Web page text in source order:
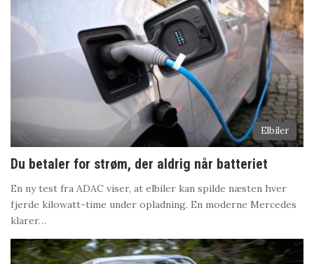
Elbiler
Du betaler for strøm, der aldrig når batteriet
En ny test fra ADAC viser, at elbiler kan spilde næsten hver
fjerde kilowatt-time under opladning. En moderne Mercedes
klarer…